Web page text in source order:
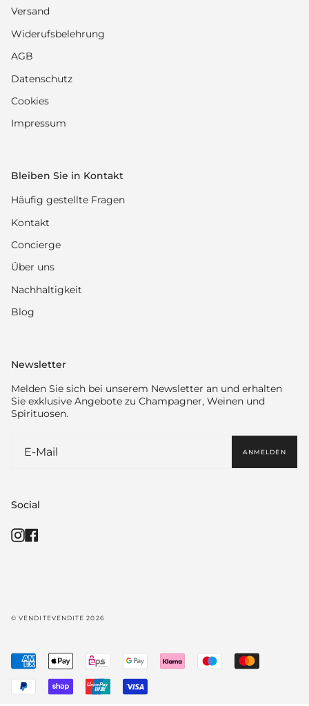
Versand
Widerufsbelehrung
AGB
Datenschutz
Cookies
Impressum
Bleiben Sie in Kontakt
Häufig gestellte Fragen
Kontakt
Concierge
Über uns
Nachhaltigkeit
Blog
Newsletter
Melden Sie sich bei unserem Newsletter an und erhalten
Sie exklusive Angebote zu Champagner, Weinen und
Spirituosen.
ANMELDEN
Social
Instagram
© VENDITEVENDITE 2026